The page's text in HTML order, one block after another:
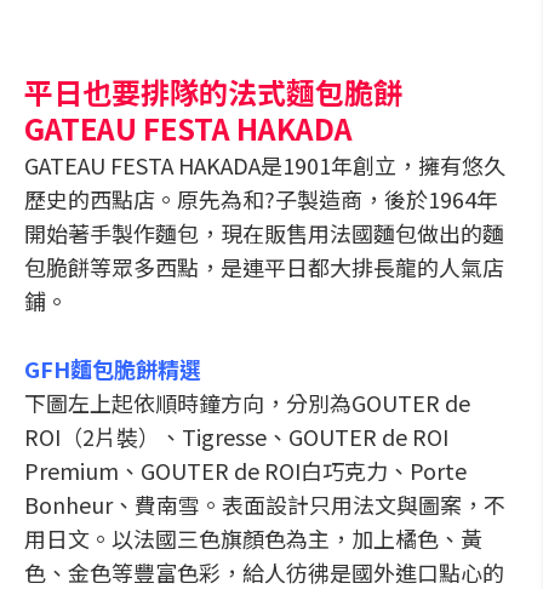
平日也要排隊的法式麵包脆餅
GATEAU FESTA HAKADA
GATEAU FESTA HAKADA是1901年創立，擁有悠久
歷史的西點店。原先為和?子製造商，後於1964年
開始著手製作麵包，現在販售用法國麵包做出的麵
包脆餅等眾多西點，是連平日都大排長龍的人氣店
鋪。
GFH麵包脆餅精選
下圖左上起依順時鐘方向，分別為GOUTER de
ROI（2片裝）、Tigresse、GOUTER de ROI
Premium、GOUTER de ROI白巧克力、Porte
Bonheur、費南雪。表面設計只用法文與圖案，不
用日文。以法國三色旗顏色為主，加上橘色、黃
色、金色等豐富色彩，給人彷彿是國外進口點心的